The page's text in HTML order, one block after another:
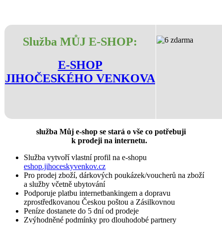
Služba MŮJ E-SHOP:
E-SHOP
JIHOČESKÉHO VENKOVA
služba Můj e-shop se stará o vše co potřebuji
k prodeji na internetu.
Služba vytvoří vlastní profil na e-shopu
eshop.jihoceskyvenkov.cz
Pro prodej zboží, dárkových poukázek/voucherů na zboží
a služby včetně ubytování
Podporuje platbu internetbankingem a dopravu
zprostředkovanou Českou poštou a Zásilkovnou
Peníze dostanete do 5 dní od prodeje
Zvýhodněné podmínky pro dlouhodobé partnery